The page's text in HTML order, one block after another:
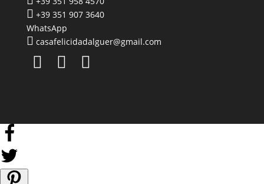
 +39 351 907 3640
WhatsApp
 casafelicidadalguer@gmail.com
  